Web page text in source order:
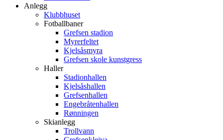
Anlegg
Klubbhuset
Fotballbaner
Grefsen stadion
Myrerfeltet
Kjelsåsmyra
Grefsen skole kunstgress
Haller
Stadionhallen
Kjelsåshallen
Grefsenhallen
Engebråtenhallen
Rønningen
Skianlegg
Trollvann